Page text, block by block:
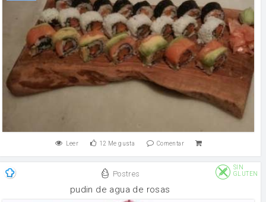
Leer 12 Me gusta Comentar
Postres
SIN
GLUTEN
pudin de agua de rosas